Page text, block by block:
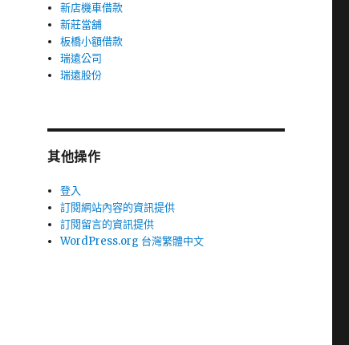
新店機車借款
新莊當舖
板橋小額借款
瑞遠公司
瑞遠股份
其他操作
登入
訂閱網站內容的資訊提供
訂閱留言的資訊提供
WordPress.org 台灣繁體中文